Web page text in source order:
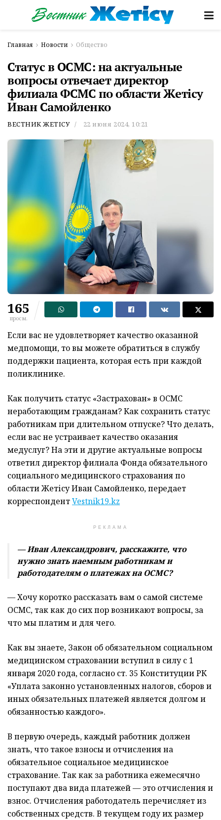
Главная Новости Общество
Статус в ОСМС: на актуальные
вопросы отвечает директор
филиала ФСМС по области Жетісу
Иван Самойленко
ВЕСТНИК ЖЕТІСУ 22 июня 2024, 10:21
165
просм.
Если вас не удовлетворяет качество оказанной
медпомощи, то вы можете обратиться в службу
поддержки пациента, которая есть при каждой
поликлинике.
Как получить статус «Застрахован» в ОСМС
неработающим гражданам? Как сохранить статус
работникам при длительном отпуске? Что делать,
если вас не устраивает качество оказания
медуслуг? На эти и другие актуальные вопросы
ответил директор филиала Фонда обязательного
социального медицинского страхования по
области Жетісу Иван Самойленко, передает
корреспондентVestnik19.kz
РЕКЛАМА
— Иван Александрович, расскажите, что
нужно знать наемным работникам и
работодателям о платежах на ОСМС?
— Хочу коротко рассказать вам о самой системе
ОСМС, так как до сих пор возникают вопросы, за
что мы платим и для чего.
Как вы знаете, Закон об обязательном социальном
медицинском страховании вступил в силу с 1
января 2020 года, согласно ст. 35 Конституции РК
«Уплата законно установленных налогов, сборов и
иных обязательных платежей является долгом и
обязанностью каждого».
В первую очередь, каждый работник должен
знать, что такое взносы и отчисления на
обязательное социальное медицинское
страхование. Так как за работника ежемесячно
поступают два вида платежей — это отчисления и
взнос. Отчисления работодатель перечисляет из
собственных средств. В текущем году их размер